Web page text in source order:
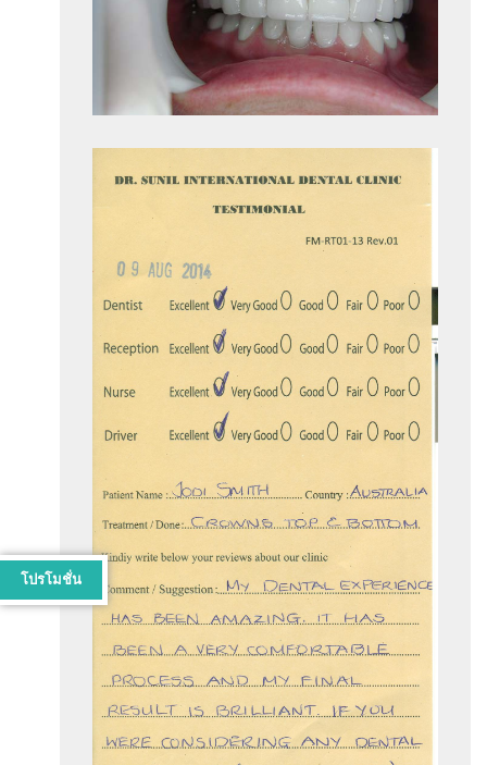
โปรโมชั่น